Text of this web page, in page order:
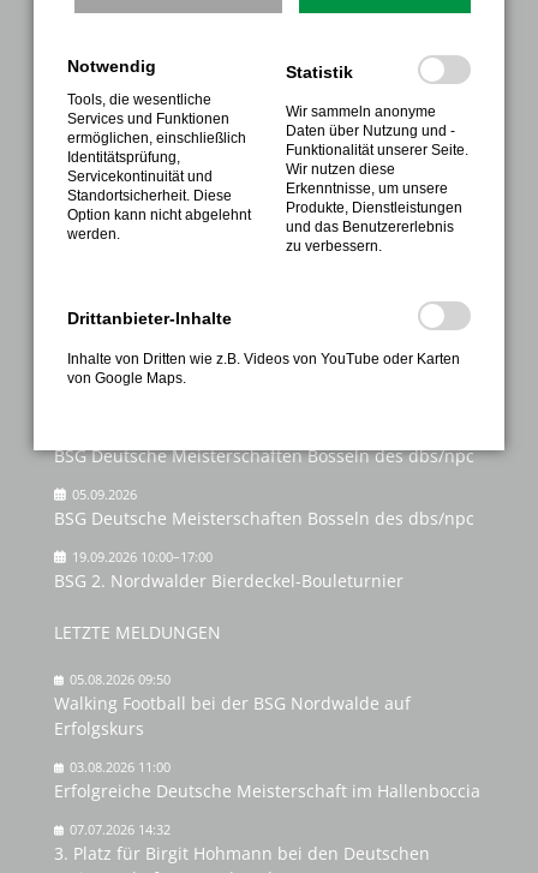
Anmeldung
INFORMATIONEN
FAQ
Kontakt
Galerie
Nutzungsbedingungen
NÄCHSTE VERANSTALTUNGEN
BSG Deutsche Meisterschaften Bosseln des dbs/npc
05.09.2026
BSG Deutsche Meisterschaften Bosseln des dbs/npc
19.09.2026 10:00–17:00
BSG 2. Nordwalder Bierdeckel-Bouleturnier
LETZTE MELDUNGEN
05.08.2026 09:50
Walking Football bei der BSG Nordwalde auf
Erfolgskurs
03.08.2026 11:00
Erfolgreiche Deutsche Meisterschaft im Hallenboccia
07.07.2026 14:32
3. Platz für Birgit Hohmann bei den Deutschen
Notwendig
Tools, die wesentliche
Services und Funktionen
ermöglichen, einschließlich
Identitätsprüfung,
Servicekontinuität und
Standortsicherheit. Diese
Option kann nicht abgelehnt
werden.
Statistik
Wir sammeln anonyme
Daten über Nutzung und -
Funktionalität unserer Seite.
Wir nutzen diese
Erkenntnisse, um unsere
Produkte, Dienstleistungen
und das Benutzererlebnis
zu verbessern.
Drittanbieter-Inhalte
Inhalte von Dritten wie z.B. Videos von YouTube oder Karten
von Google Maps.